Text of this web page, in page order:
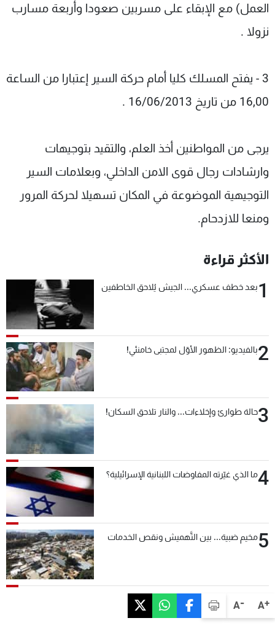
A+
A-
العمل) مع الإبقاء على مسربين صعودا وأربعة مسارب
نزولا .
3 - يفتح المسلك كليا أمام حركة السير إعتبارا من الساعة
16,00 من تاريخ 16/06/2013 .
يرجى من المواطنين أخذ العلم، والتقيد بتوجيهات
وارشادات رجال قوى الامن الداخلي، وبعلامات السير
التوجيهية الموضوعة في المكان تسهيلا لحركة المرور
ومنعا للازدحام.
الأكثر قراءة
1بعد خطف عسكري... الجيش يُلاحق الخاطفين
2بالفيديو: الظهور الأوّل لمجتبى خامنئي!
3حالة طوارئ وإخلاءات... والنار تلاحق السكان!
4ما الذي غيّرته المفاوضات اللبنانية الإسرائيلية؟
5مخيم ضبية... بين التَّهميش ونقص الخدمات